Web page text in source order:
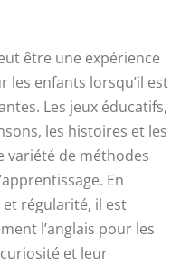
être une expérience
les enfants lorsqu’il est
Les jeux éducatifs,
les histoires et les
de méthodes
En
régularité, il est
l’anglais pour les
et leur